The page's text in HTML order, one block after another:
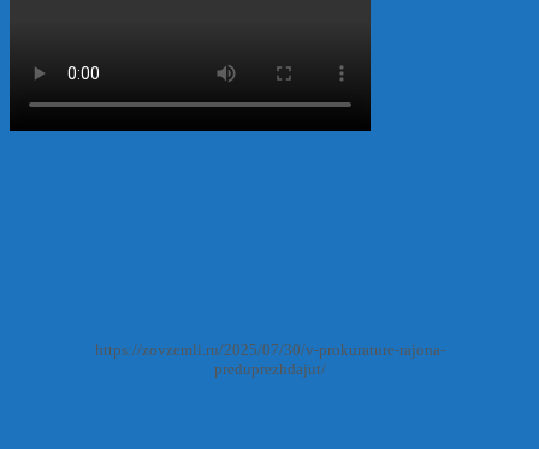
https://zovzemli.ru/2025/07/30/v-prokurature-rajona-
preduprezhdajut/